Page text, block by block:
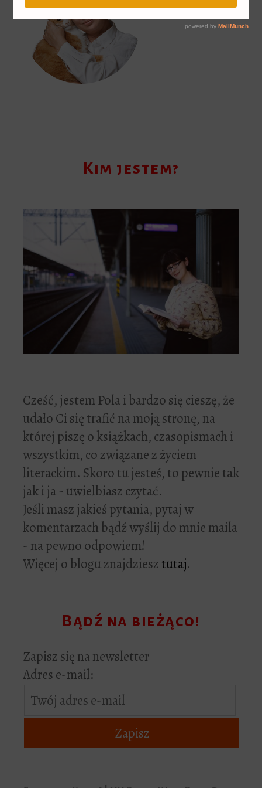
Kim jestem?
Cześć, jestem Pola i bardzo się cieszę, że
udało Ci się trafić na moją stronę, na
której piszę o książkach, czasopismach i
wszystkim, co związane z życiem
literackim. Skoro tu jesteś, to pewnie tak
jak i ja - uwielbiasz czytać.
Jeśli masz jakieś pytania, pytaj w
komentarzach bądź wyślij do mnie maila
- na pewno odpowiem!
Więcej o blogu znajdziesztutaj.
Bądź na bieżąco!
Zapisz się na newsletter
Adres e-mail: